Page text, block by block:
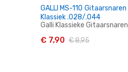
GALLI MS-110 Gitaarsnaren
Klassiek .028/.044
Galli Klassieke Gitaarsnaren
€ 7,90 € 8,95